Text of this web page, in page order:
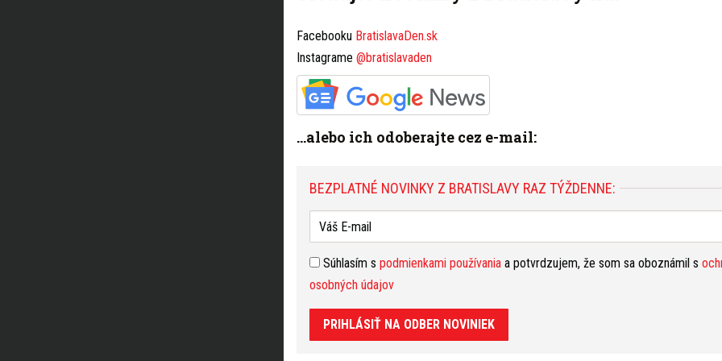
v
Facebooku BratislavaDen.sk
Instagrame @bratislavaden
...alebo ich odoberajte cez e-mail:
BEZPLATNÉ NOVINKY Z BRATISLAVY RAZ TÝŽDENNE:
Súhlasím s podmienkami používania a potvrdzujem, že som sa oboznámil s
osobných údajov
PRIHLÁSIŤ NA ODBER NOVINIEK